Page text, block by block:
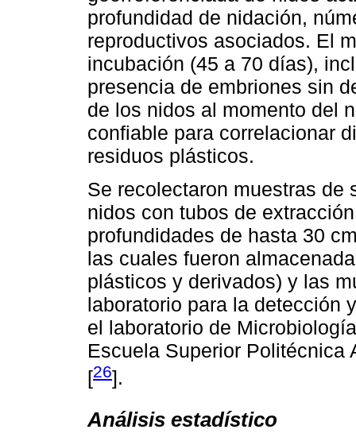
profundidad de nidación,
reproductivos asociados. El
incubación (45 a 70 días),
presencia de embriones sin
de los nidos al momento del
confiable para correlacionar
residuos plásticos.
Se recolectaron muestras de
nidos con tubos de
profundidades de hasta 30
las cuales fueron
plásticos y derivados) y las
laboratorio para la detección
el laboratorio de
Escuela Superior Politécnica
[26].
Análisis estadístico